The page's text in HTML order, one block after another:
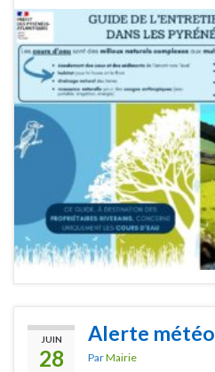
JUIN
28
Alerte météo
ParMairie